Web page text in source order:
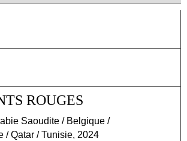
ROUGES
Saoudite / Belgique /
/ Qatar / Tunisie, 2024